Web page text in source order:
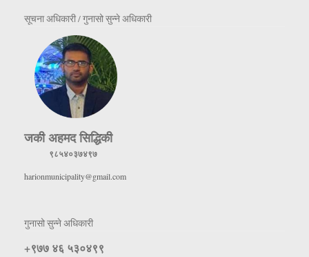
सूचना अधिकारी / गुनासो सुन्ने अधिकारी
जकी अहमद सिद्धिकी
९८५४०३७४९७
harionmunicipality@gmail.com
गुनासो सुन्ने अधिकारी
+९७७ ४६ ५३०४९९